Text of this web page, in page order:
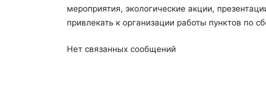
мероприятия, экологические акции,
привлекать к организации работы пунктов по
Нет связанных сообщений